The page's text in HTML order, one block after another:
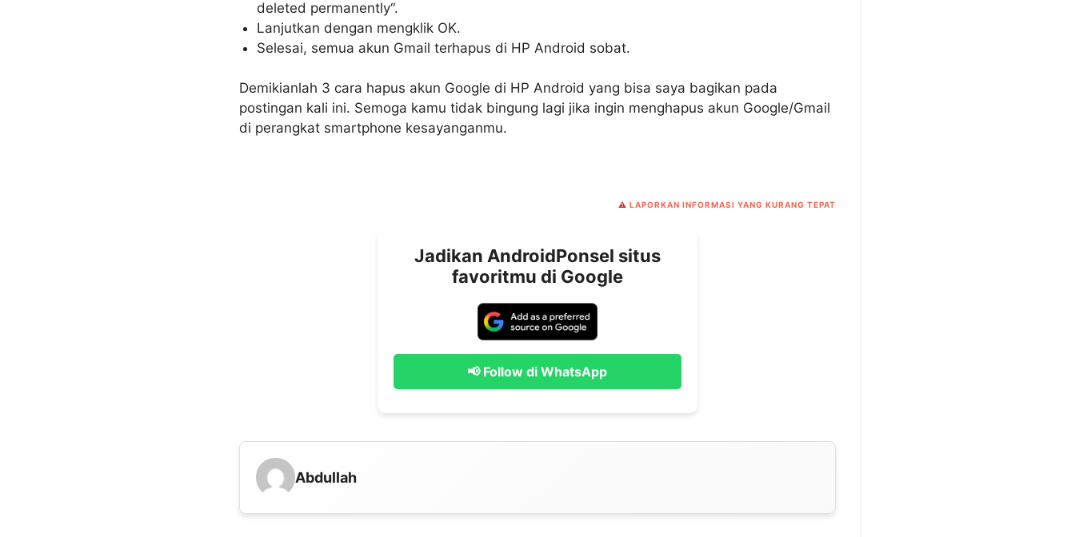
deleted permanently“.
Lanjutkan dengan mengklik OK.
Selesai, semua akun Gmail terhapus di HP Android sobat.
Demikianlah 3 cara hapus akun Google di HP Android yang bisa saya bagikan pada
postingan kali ini. Semoga kamu tidak bingung lagi jika ingin menghapus akun Google/Gmail
di perangkat smartphone kesayanganmu.
⚠️ LAPORKAN INFORMASI YANG KURANG TEPAT
Jadikan AndroidPonsel situs
favoritmu di Google
📢 Follow di WhatsApp
Abdullah